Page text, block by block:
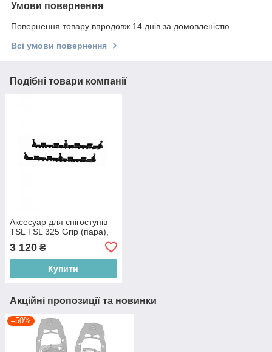
Умови повернення
Повернення товару впродовж 14 днів за домовленістю
Всі умови повернення
Подібні товари компанії
Аксесуар для снігоступів
TSL TSL 325 Grip (пара),
3 120 ₴
Купити
Акційні пропозиції та новинки
–50%